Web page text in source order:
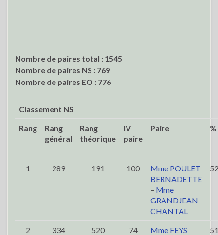
Nombre de paires total : 1545
Nombre de paires NS : 769
Nombre de paires EO : 776
Classement NS
Rang
Rang
général
Rang
théorique
IV
paire
Paire %
1 289 191 100
Mme POULET
BERNADETTE
– Mme
GRANDJEAN
CHANTAL
2 334 520 74
Mme FEYS